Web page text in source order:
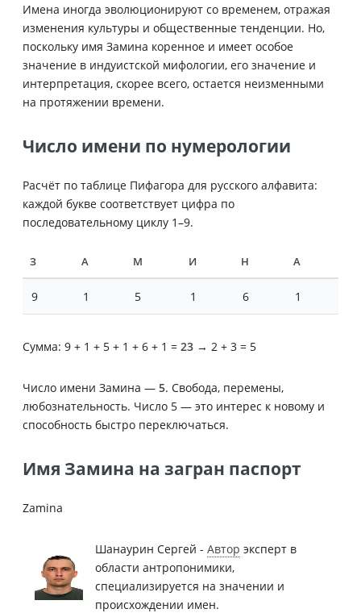
Имена иногда эволюционируют со временем, отражая
изменения культуры и общественные тенденции. Но,
поскольку имя Замина коренное и имеет особое
значение в индуистской мифологии, его значение и
интерпретация, скорее всего, остается неизменными
на протяжении времени.
Число имени по нумерологии
Расчёт по таблице Пифагора для русского алфавита:
каждой букве соответствует цифра по
последовательному циклу 1–9.
З А М И Н А
9 1 5 1 6 1
Сумма: 9 + 1 + 5 + 1 + 6 + 1 = 23 → 2 + 3 = 5
Число имени Замина — 5. Свобода, перемены,
любознательность. Число 5 — это интерес к новому и
способность быстро переключаться.
Имя Замина на загран паспорт
Zamina
Шанаурин Сергей - Автор эксперт в
области антропонимики,
специализируется на значении и
происхождении имен.